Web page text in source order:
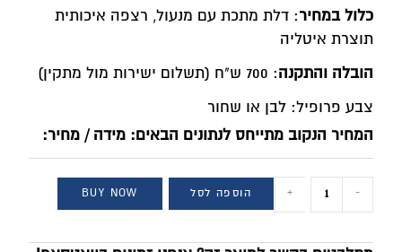
כלול במחיר: דלת מתכת עם מנעול, רצפה איכותית
תוצרת איטליה​
הובלה והתקנה: 700 ש"ח (תשלום ישירות מול מתקין)
צבע פרופיל: לבן או שחור
המחיר הנקוב מתייחס לנתונים הבאים: מידה / מחיר:
-
+ הוספה לסל BUY NOW